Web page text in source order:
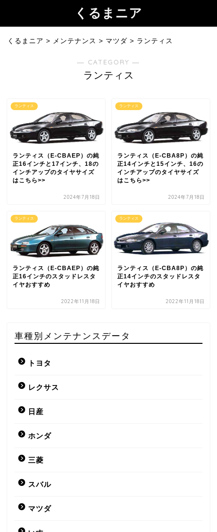
くるまニア
くるまニア > メンテナンス > マツダ > ランティス
― CATEGORY ―
ランティス
ランティス
ランティス（E-CBAEP）の純
正16インチと17インチ、18の
インチアップのタイヤサイズ
はこちら>>
2024年7月18日
ランティス
ランティス（E-CBA8P）の純
正14インチと15インチ、16の
インチアップのタイヤサイズ
はこちら>>
2024年7月18日
ランティス
ランティス（E-CBAEP）の純
正16インチのスタッドレスタ
イヤおすすめ
2022年11月18日
ランティス
ランティス（E-CBA8P）の純
正14インチのスタッドレスタ
イヤおすすめ
2022年11月18日
車種別メンテナンスデータ
トヨタ
レクサス
日産
ホンダ
三菱
スバル
マツダ